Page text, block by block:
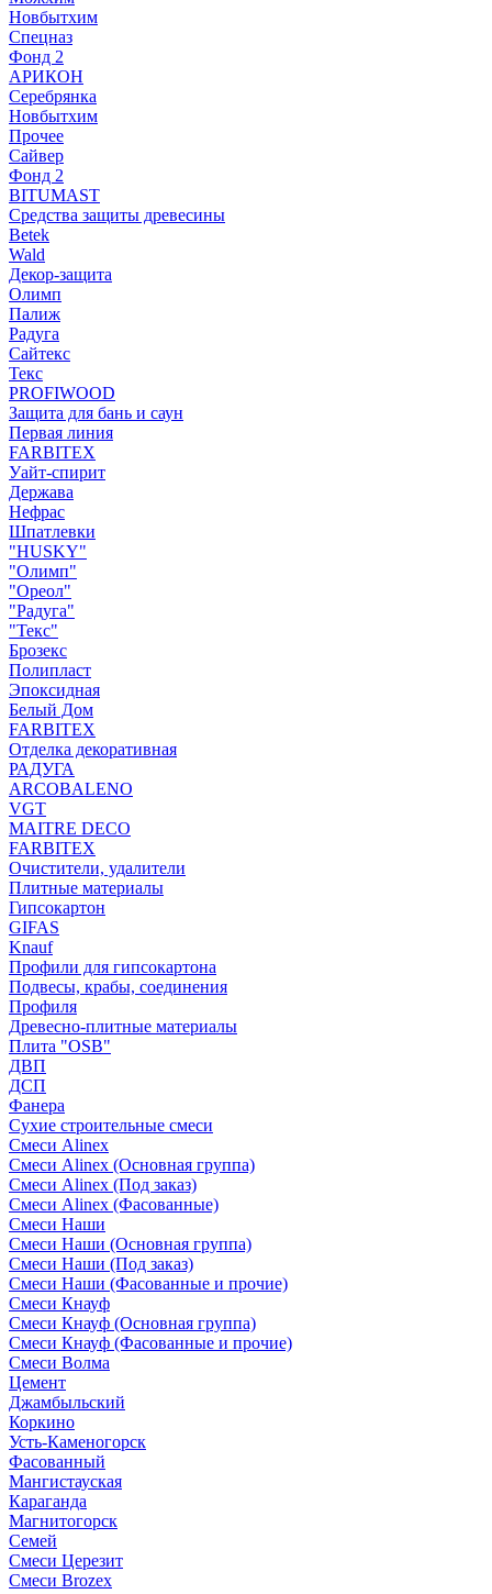
Новбытхим
Спецназ
Фонд 2
АРИКОН
Серебрянка
Новбытхим
Прочее
Сайвер
Фонд 2
BITUMAST
Средства защиты древесины
Betek
Wald
Декор-защита
Олимп
Палиж
Радуга
Сайтекс
Текс
PROFIWOOD
Защита для бань и саун
Первая линия
FARBITEX
Уайт-спирит
Держава
Нефрас
Шпатлевки
"HUSKY"
"Олимп"
"Ореол"
"Радуга"
"Текс"
Брозекс
Полипласт
Эпоксидная
Белый Дом
FARBITEX
Отделка декоративная
РАДУГА
ARCOBALENO
VGT
MAITRE DECO
FARBITEX
Очистители, удалители
Плитные материалы
Гипсокартон
GIFAS
Knauf
Профили для гипсокартона
Подвесы, крабы, соединения
Профиля
Древесно-плитные материалы
Плита "OSB"
ДВП
ДСП
Фанера
Сухие строительные смеси
Смеси Alinex
Смеси Alinex (Основная группа)
Смеси Alinex (Под заказ)
Смеси Alinex (Фасованные)
Смеси Наши
Смеси Наши (Основная группа)
Смеси Наши (Под заказ)
Смеси Наши (Фасованные и прочие)
Смеси Кнауф
Смеси Кнауф (Основная группа)
Смеси Кнауф (Фасованные и прочие)
Смеси Волма
Цемент
Джамбыльский
Коркино
Усть-Каменогорск
Фасованный
Мангистауская
Караганда
Магнитогорск
Семей
Смеси Церезит
Смеси Brozex